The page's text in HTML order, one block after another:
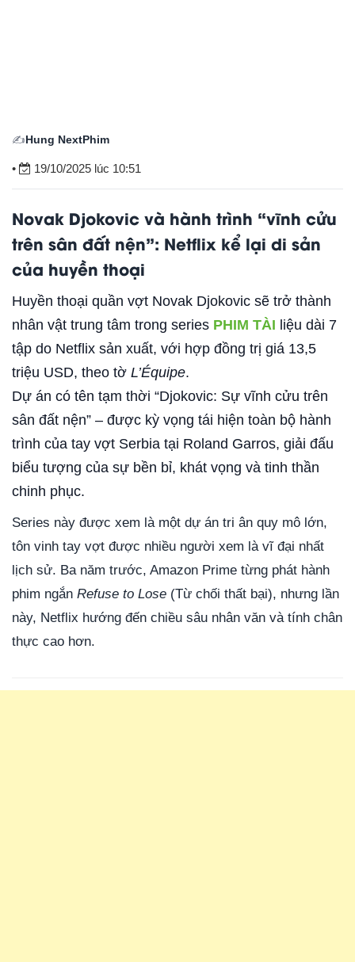
✍️Hung NextPhim
• 19/10/2025 lúc 10:51
Novak Djokovic và hành trình “vĩnh cửu
trên sân đất nện”: Netflix kể lại di sản
của huyền thoại
Huyền thoại quần vợt Novak Djokovic sẽ trở thành
nhân vật trung tâm trong series PHIM TÀI liệu dài 7
tập do Netflix sản xuất, với hợp đồng trị giá 13,5
triệu USD, theo tờ L’Équipe.
Dự án có tên tạm thời “Djokovic: Sự vĩnh cửu trên
sân đất nện” – được kỳ vọng tái hiện toàn bộ hành
trình của tay vợt Serbia tại Roland Garros, giải đấu
biểu tượng của sự bền bỉ, khát vọng và tinh thần
chinh phục.
Series này được xem là một dự án tri ân quy mô lớn,
tôn vinh tay vợt được nhiều người xem là vĩ đại nhất
lịch sử. Ba năm trước, Amazon Prime từng phát hành
phim ngắn Refuse to Lose (Từ chối thất bại), nhưng lần
này, Netflix hướng đến chiều sâu nhân văn và tính chân
thực cao hơn.